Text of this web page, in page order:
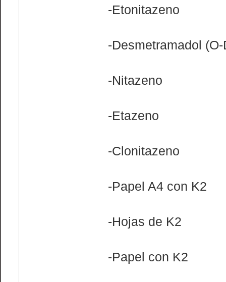
-Etonitazeno
-Desmetramadol
-Nitazeno
-Etazeno
-Clonitazeno
-Papel A4 con K2
-Hojas de K2
-Papel con K2